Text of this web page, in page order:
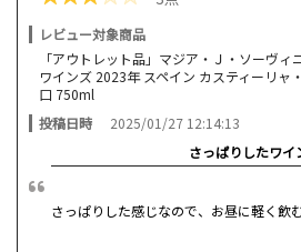
レビュー対象商品
「アウトレット品」マジア・Ｊ・ソーヴィ
ワインズ 2023年 スペイン カスティーリャ
口 750ml
投稿日時
2025/01/27 12:14:13
さっぱりしたワイ
さっぱりした感じなので、お昼に軽く飲